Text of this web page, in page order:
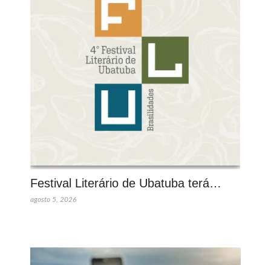
Festival Literário de Ubatuba terá…
agosto 5, 2026